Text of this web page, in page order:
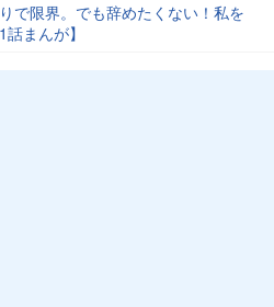
で限界。でも辞めたくない！私を
まんが】